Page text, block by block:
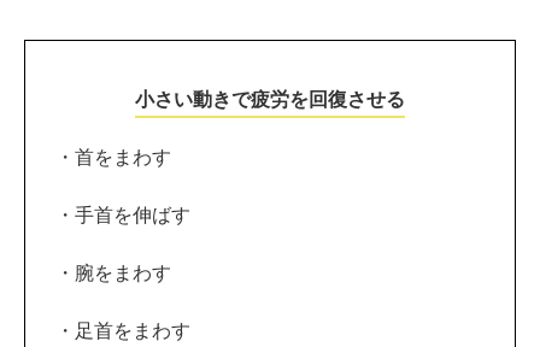
小さい動きで疲労を回復させる
・首をまわす
・手首を伸ばす
・腕をまわす
・足首をまわす